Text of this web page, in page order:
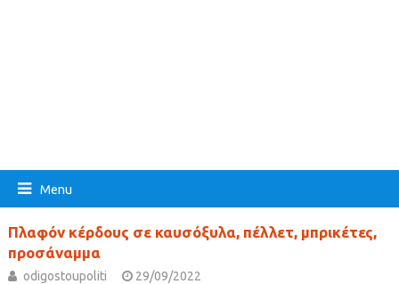
Menu
Πλαφόν κέρδους σε καυσόξυλα, πέλλετ, μπρικέτες,
προσάναμμα
odigostoupoliti
29/09/2022